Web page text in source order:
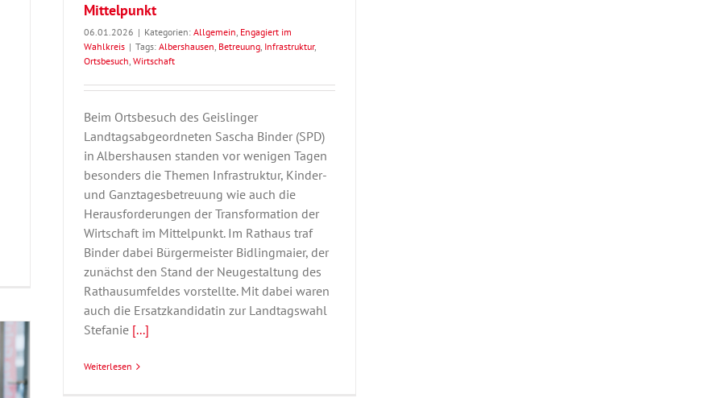
Mittelpunkt
06.01.2026 | Kategorien: Allgemein, Engagiert im
Wahlkreis | Tags: Albershausen, Betreuung, Infrastruktur,
Ortsbesuch, Wirtschaft
Beim Ortsbesuch des Geislinger
Landtagsabgeordneten Sascha Binder (SPD)
in Albershausen standen vor wenigen Tagen
besonders die Themen Infrastruktur, Kinder-
und Ganztagesbetreuung wie auch die
Herausforderungen der Transformation der
Wirtschaft im Mittelpunkt. Im Rathaus traf
Binder dabei Bürgermeister Bidlingmaier, der
zunächst den Stand der Neugestaltung des
Rathausumfeldes vorstellte. Mit dabei waren
auch die Ersatzkandidatin zur Landtagswahl
Stefanie [...]
Weiterlesen